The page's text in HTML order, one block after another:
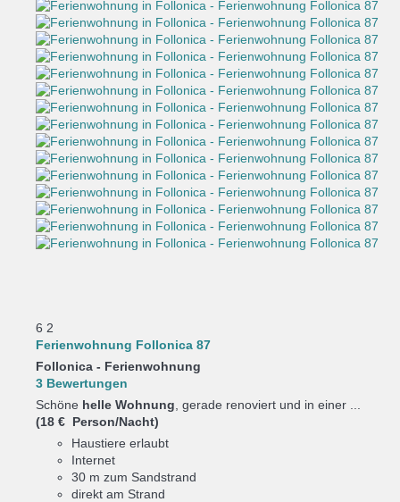
6 2
Ferienwohnung Follonica 87
Follonica - Ferienwohnung
3 Bewertungen
Schöne helle Wohnung , gerade renoviert und in einer ...
(18 € Person/Nacht)
Haustiere erlaubt
Internet
30 m zum Sandstrand
direkt am Strand